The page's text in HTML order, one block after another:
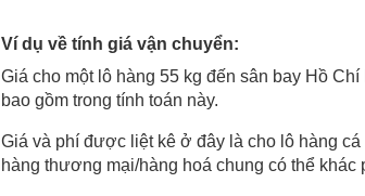
Ví dụ về tính giá vận chuyển:
Giá cho một lô hàng 55 kg đến sân bay Hồ
bao gồm trong tính toán này.
Giá và phí được liệt kê ở đây là cho lô hàng
hàng thương mại/hàng hoá chung có thể